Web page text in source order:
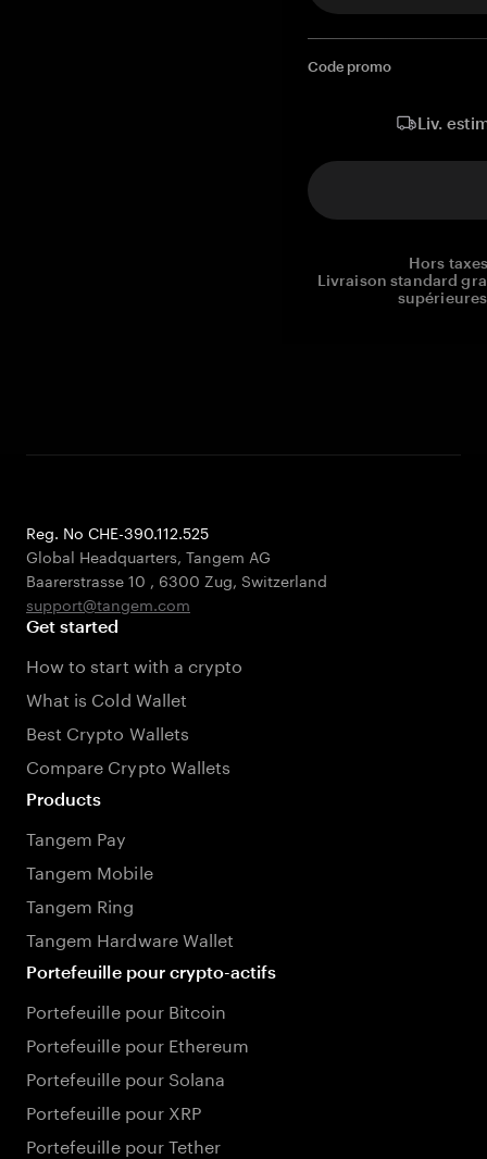
Code promo
Liv.
Hors
Livraison standard
Reg. No CHE-390.112.525
Global Headquarters, Tangem AG
Baarerstrasse 10 , 6300 Zug, Switzerland
support@tangem.com
Get started
How to start with a crypto
What is Cold Wallet
Best Crypto Wallets
Compare Crypto Wallets
Products
Tangem Pay
Tangem Mobile
Tangem Ring
Tangem Hardware Wallet
Portefeuille pour crypto-actifs
Portefeuille pour Bitcoin
Portefeuille pour Ethereum
Portefeuille pour Solana
Portefeuille pour XRP
Portefeuille pour Tether